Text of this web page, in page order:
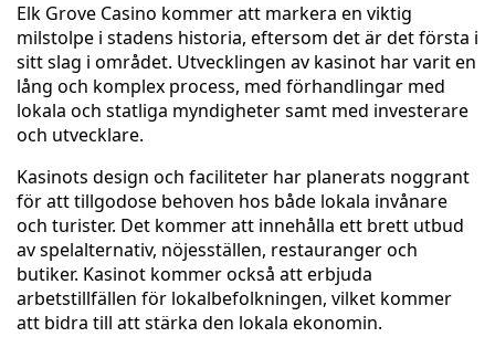
Elk Grove Casino kommer att markera en viktig
milstolpe i stadens historia, eftersom det är det första i
sitt slag i området. Utvecklingen av kasinot har varit en
lång och komplex process, med förhandlingar med
lokala och statliga myndigheter samt med investerare
och utvecklare.
Kasinots design och faciliteter har planerats noggrant
för att tillgodose behoven hos både lokala invånare
och turister. Det kommer att innehålla ett brett utbud
av spelalternativ, nöjesställen, restauranger och
butiker. Kasinot kommer också att erbjuda
arbetstillfällen för lokalbefolkningen, vilket kommer
att bidra till att stärka den lokala ekonomin.